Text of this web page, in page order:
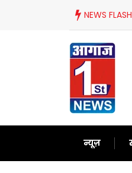
NEWS FLASH
न्यूज़